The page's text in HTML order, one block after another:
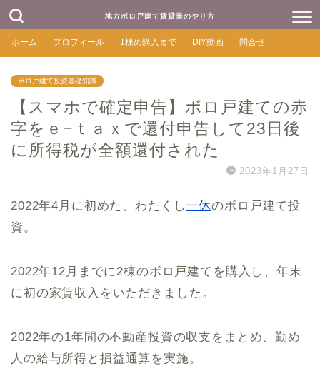
地方ボロ戸建て賃貸業のやり方
ホーム プロフィール 1棟め購入まで DIY動画 問合せ
ボロ戸建て投資基礎知識
【スマホで確定申告】ボロ戸建ての赤
字をｅ−ｔａｘで還付申告して23日後
に所得税が全額還付された
2023年1月27日
2022年4月に初めた、わたくし一休のボロ戸建て投
資。
2022年12月までに2棟のボロ戸建てを購入し、年末
に初の家賃収入をいただきました。
2022年の1年間の不動産投資の収支をまとめ、勤め
人の給与所得と損益通算を実施。